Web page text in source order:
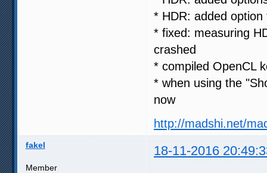
* HDR: added
* fixed: measuring
crashed
* compiled OpenCL
* when using the
now
http://madshi.net/
fakel 18-11-2016
Member